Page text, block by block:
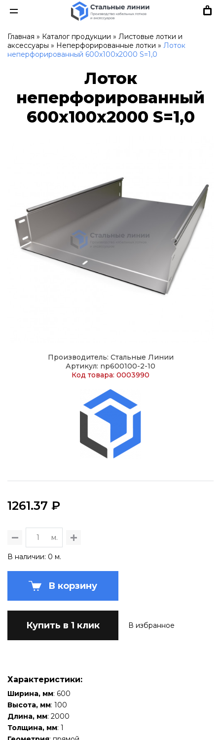
Главная » Каталог продукции » Листовые лотки и
аксессуары » Неперфорированные лотки » Лоток
неперфорированный 600х100х2000 S=1,0
Лоток
неперфорированный
600х100х2000 S=1,0
Производитель: Стальные Линии
Артикул: np600100-2-10
Код товара: 0003990
1261.37 ₽
м.
В наличии: 0 м.
В корзину
Купить в 1 клик В избранное
Характеристики:
Ширина, мм: 600
Высота, мм: 100
Длина, мм: 2000
Толщина, мм: 1